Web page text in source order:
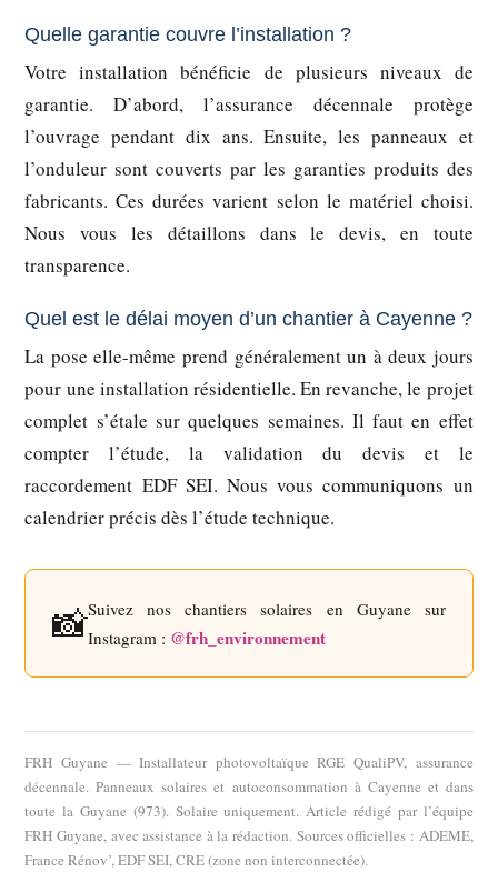
Quelle garantie couvre l’installation ?
Votre installation bénéficie de plusieurs niveaux de
garantie. D’abord, l’assurance décennale protège
l’ouvrage pendant dix ans. Ensuite, les panneaux et
l’onduleur sont couverts par les garanties produits des
fabricants. Ces durées varient selon le matériel choisi.
Nous vous les détaillons dans le devis, en toute
transparence.
Quel est le délai moyen d’un chantier à Cayenne ?
La pose elle-même prend généralement un à deux jours
pour une installation résidentielle. En revanche, le projet
complet s’étale sur quelques semaines. Il faut en effet
compter l’étude, la validation du devis et le
raccordement EDF SEI. Nous vous communiquons un
calendrier précis dès l’étude technique.
📸Suivez nos chantiers solaires en Guyane sur
Instagram : @frh_environnement
FRH Guyane — Installateur photovoltaïque RGE QualiPV, assurance
décennale. Panneaux solaires et autoconsommation à Cayenne et dans
toute la Guyane (973). Solaire uniquement. Article rédigé par l’équipe
FRH Guyane, avec assistance à la rédaction. Sources officielles : ADEME,
France Rénov’, EDF SEI, CRE (zone non interconnectée).